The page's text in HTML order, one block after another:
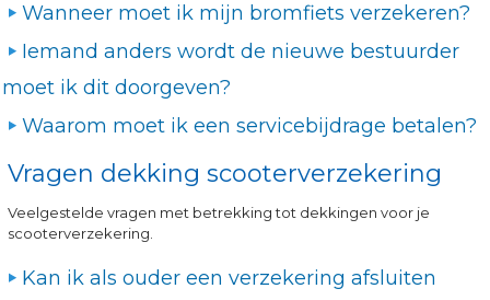
Wanneer moet ik mijn bromfiets verzekeren?
Iemand anders wordt de nieuwe bestuurder
moet ik dit doorgeven?
Waarom moet ik een servicebijdrage betalen?
Vragen dekking scooterverzekering
Veelgestelde vragen met betrekking tot dekkingen voor je
scooterverzekering.
Kan ik als ouder een verzekering afsluiten